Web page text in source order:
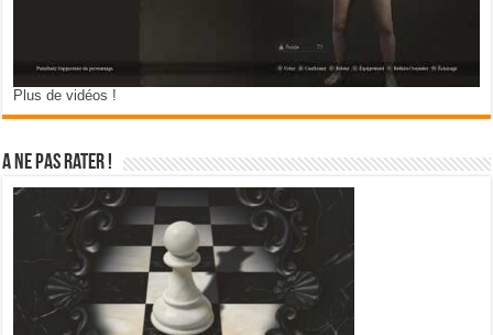
Plus de vidéos !
A ne pas rater !